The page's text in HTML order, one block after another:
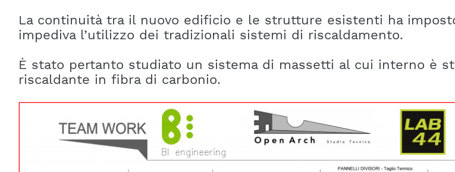
La continuità tra il nuovo edificio e le strutture esistenti ha
impediva l’utilizzo dei tradizionali sistemi di riscaldamento.
È stato pertanto studiato un sistema di massetti al cui interno è
riscaldante in fibra di carbonio.